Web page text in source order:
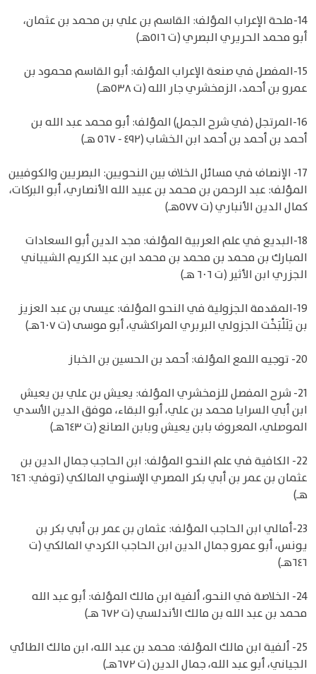
14-ملحة الإعراب المؤلف: القاسم بن علي بن محمد بن عثمان،
أبو محمد الحريري البصري (ت ٥١٦هـ)
15-المفصل في صنعة الإعراب المؤلف: أبو القاسم محمود بن
عمرو بن أحمد، الزمخشري جار الله (ت ٥٣٨هـ)
16-المرتجل (في شرح الجمل) المؤلف: أبو محمد عبد الله بن
أحمد بن أحمد بن أحمد ابن الخشاب (٤٩٢ - ٥٦٧ هـ)
17- الإنصاف في مسائل الخلاف بين النحويين: البصريين والكوفيين
المؤلف: عبد الرحمن بن محمد بن عبيد الله الأنصاري، أبو البركات،
كمال الدين الأنباري (ت ٥٧٧هـ)
18-البديع في علم العربية المؤلف: مجد الدين أبو السعادات
المبارك بن محمد بن محمد بن محمد ابن عبد الكريم الشيباني
الجزري ابن الأثير (ت ٦٠٦ هـ)
19-المقدمة الجزولية في النحو المؤلف: عيسى بن عبد العزيز
بن يَلَلْبَخْت الجزولي البربري المراكشي، أبو موسى (ت ٦٠٧هـ)
20- توجيه اللمع المؤلف: أحمد بن الحسين بن الخباز
21- شرح المفصل للزمخشري المؤلف: يعيش بن علي بن يعيش
ابن أبي السرايا محمد بن علي، أبو البقاء، موفق الدين الأسدي
الموصلي، المعروف بابن يعيش وبابن الصانع (ت ٦٤٣هـ)
22- الكافية في علم النحو المؤلف: ابن الحاجب جمال الدين بن
عثمان بن عمر بن أبي بكر المصري الإسنوي المالكي (توفي: ٦٤٦
هـ)
23-أمالي ابن الحاجب المؤلف: عثمان بن عمر بن أبي بكر بن
يونس، أبو عمرو جمال الدين ابن الحاجب الكردي المالكي (ت
٦٤٦هـ)
24- الخلاصة في النحو، ألفية ابن مالك المؤلف: أبو عبد الله
محمد بن عبد الله بن مالك الأندلسي (ت ٦٧٢ هـ)
25- ألفية ابن مالك المؤلف: محمد بن عبد الله، ابن مالك الطائي
الجياني، أبو عبد الله، جمال الدين (ت ٦٧٢هـ)